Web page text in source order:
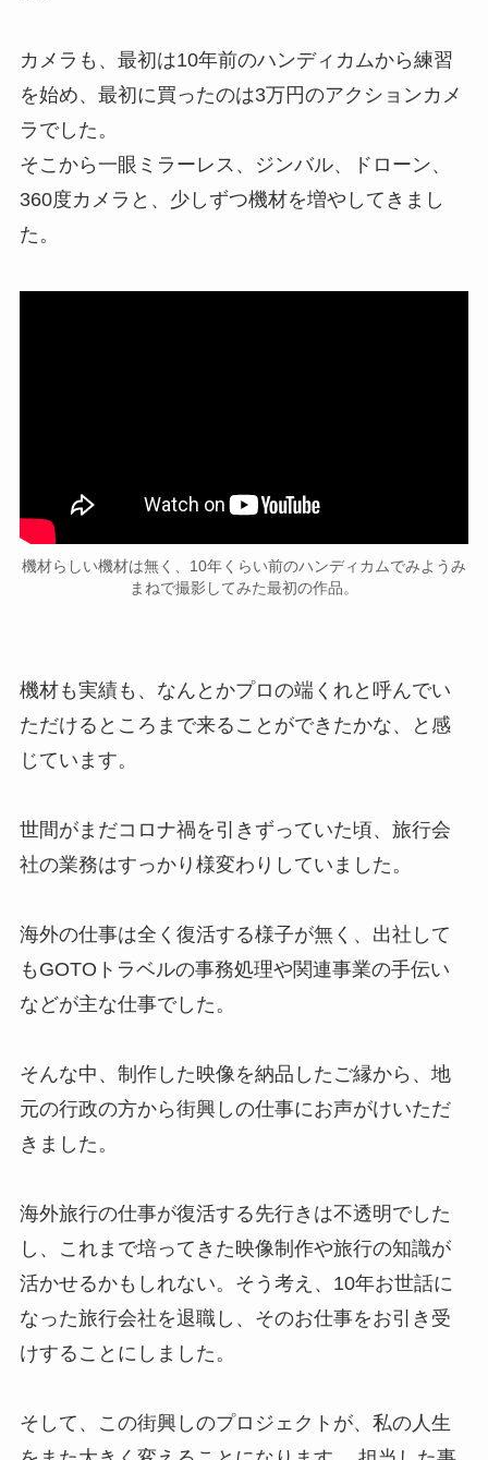
カメラも、最初は10年前のハンディカムから練習
を始め、最初に買ったのは3万円のアクションカメ
ラでした。
そこから一眼ミラーレス、ジンバル、ドローン、
360度カメラと、少しずつ機材を増やしてきまし
た。
機材らしい機材は無く、10年くらい前のハンディカムでみようみ
まねで撮影してみた最初の作品。
機材も実績も、なんとかプロの端くれと呼んでい
ただけるところまで来ることができたかな、と感
じています。
世間がまだコロナ禍を引きずっていた頃、旅行会
社の業務はすっかり様変わりしていました。
海外の仕事は全く復活する様子が無く、出社して
もGOTOトラベルの事務処理や関連事業の手伝い
などが主な仕事でした。
そんな中、制作した映像を納品したご縁から、地
元の行政の方から街興しの仕事にお声がけいただ
きました。
海外旅行の仕事が復活する先行きは不透明でした
し、これまで培ってきた映像制作や旅行の知識が
活かせるかもしれない。そう考え、10年お世話に
なった旅行会社を退職し、そのお仕事をお引き受
けすることにしました。
そして、この街興しのプロジェクトが、私の人生